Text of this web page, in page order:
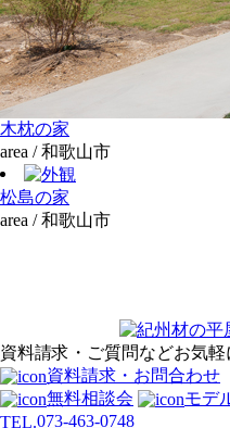
木枕の家
area / 和歌山市
松島の家
area / 和歌山市
資料請求・ご質問などお気
資料請求・お問合わせ
無料相談会
モデ
TEL.073-463-0748